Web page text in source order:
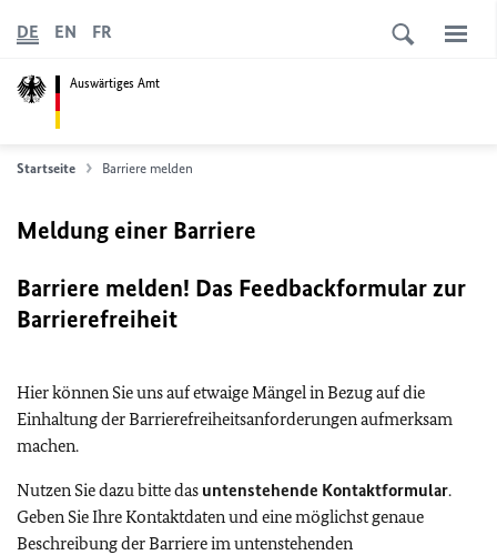
Auswärtiges Amt
DE EN FR
Startseite Barriere melden
Meldung einer Barriere
Barriere melden! Das Feedbackformular zur
Barrierefreiheit
Hier können Sie uns auf etwaige Mängel in Bezug auf die
Einhaltung der Barrierefreiheitsanforderungen aufmerksam
machen.
Nutzen Sie dazu bitte das untenstehende Kontaktformular.
Geben Sie Ihre Kontaktdaten und eine möglichst genaue
Beschreibung der Barriere im untenstehenden